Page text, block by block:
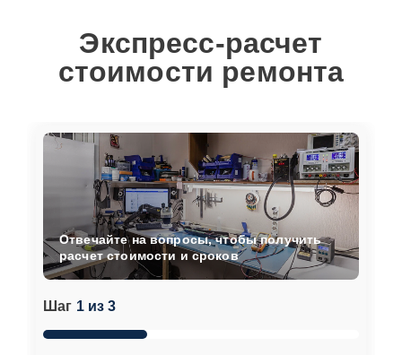
Экспресс-расчет
стоимости ремонта
Шаг 1 из 3
Отвечайте на вопросы, чтобы получить
расчет стоимости и сроков